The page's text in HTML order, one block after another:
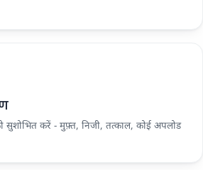
सुशोभित करें - मुफ़्त, निजी, तत्काल, कोई अपलोड